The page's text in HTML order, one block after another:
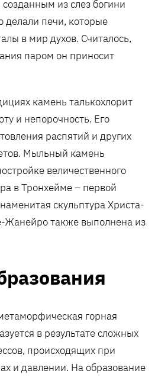
из слез богини
делали печи, которые
в мир духов. Считалось,
паром он приносит
камень талькохлорит
и непорочность. Его
распятий и других
Мыльный камень
величественного
в Тронхейме – первой
скульптура Христа-
Жанейро также выполнена из
горная
в результате сложных
происходящих при
и давлении. На образование